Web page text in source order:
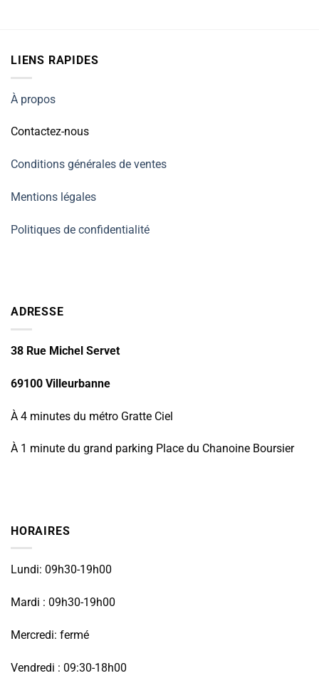
LIENS RAPIDES
À propos
Contactez-nous
Conditions générales de ventes
Mentions légales
Politiques de confidentialité
ADRESSE
38 Rue Michel Servet
69100 Villeurbanne
À 4 minutes du métro Gratte Ciel
À 1 minute du grand parking Place du Chanoine Boursier
HORAIRES
Lundi: 09h30-19h00
Mardi : 09h30-19h00
Mercredi: fermé
Vendredi : 09:30-18h00